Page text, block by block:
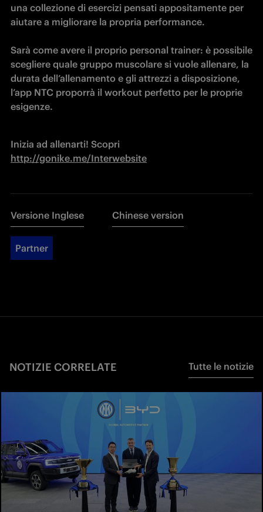
una collezione di esercizi pensati appositamente per
aiutare a migliorare la propria performance.
Sarà come avere il proprio personal trainer: è possibile
scegliere quale gruppo muscolare si vuole allenare, la
durata dell’allenamento e gli attrezzi a disposizione,
l’app NTC proporrà il workout perfetto per le proprie
esigenze.
http://gonike.me/Interwebsite
Versione Inglese Chinese version
Partner
NOTIZIE CORRELATE Tutte le notizie